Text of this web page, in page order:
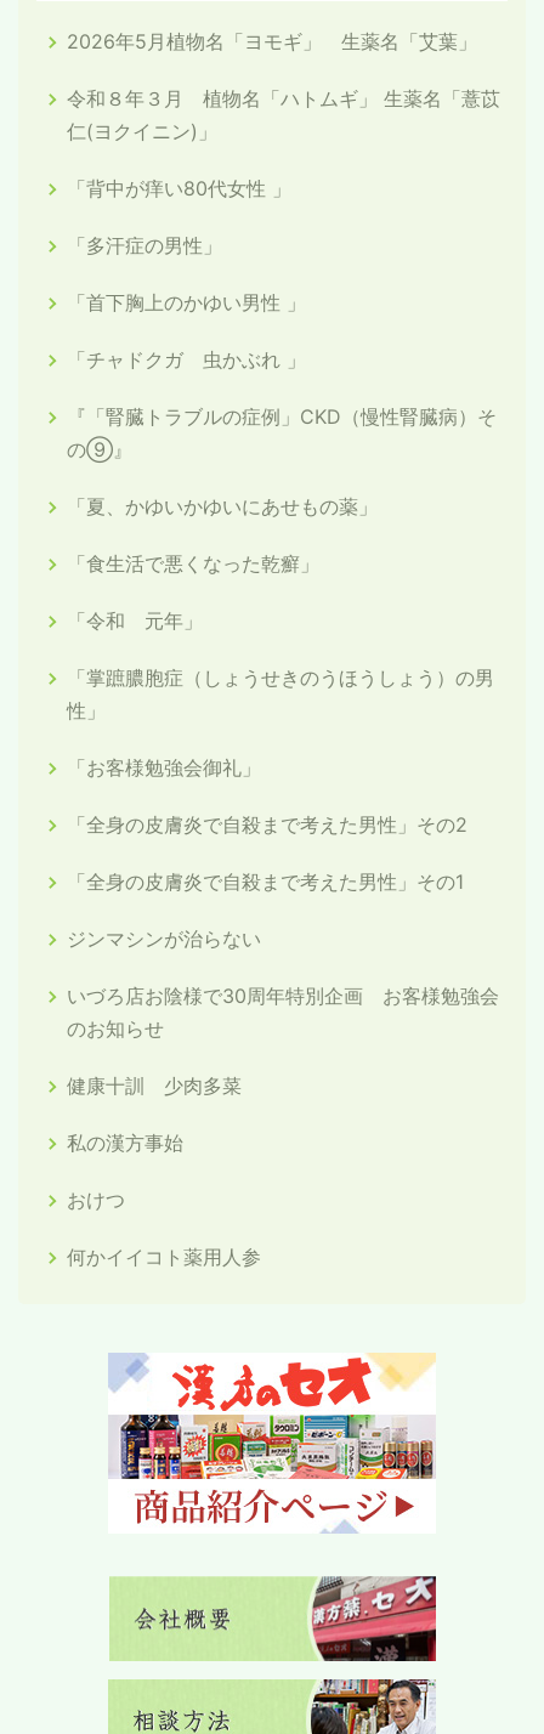
2026年5月植物名「ヨモギ」 生薬名「艾葉」
令和８年３月 植物名「ハトムギ」 生薬名「薏苡
仁(ヨクイニン)」
「背中が痒い80代女性 」
「多汗症の男性」
「首下胸上のかゆい男性 」
「チャドクガ 虫かぶれ 」
『「腎臓トラブルの症例」CKD（慢性腎臓病）そ
の⑨』
「夏、かゆいかゆいにあせもの薬」
「食生活で悪くなった乾癬」
「令和 元年」
「掌蹠膿胞症（しょうせきのうほうしょう）の男
性」
「お客様勉強会御礼」
「全身の皮膚炎で自殺まで考えた男性」その2
「全身の皮膚炎で自殺まで考えた男性」その1
ジンマシンが治らない
いづろ店お陰様で30周年特別企画 お客様勉強会
のお知らせ
健康十訓 少肉多菜
私の漢方事始
おけつ
何かイイコト薬用人参